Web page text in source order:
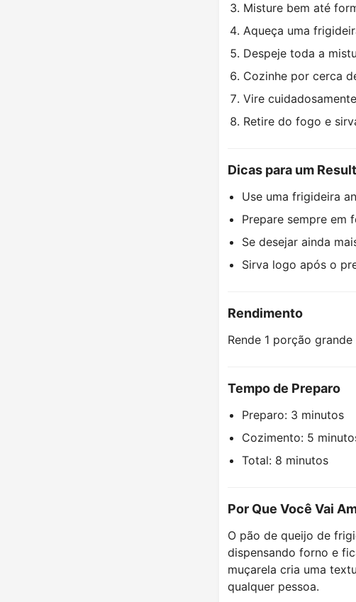
Misture bem até
Aqueça uma
Despeje toda a
Cozinhe por cerca
Vire
Retire do fogo e
Dicas para um
Use uma frigideira
Prepare sempre em
Se desejar ainda
Sirva logo após o
Rendimento
Rende 1 porção
Tempo de Preparo
Preparo: 3 minutos
Cozimento: 5
Total: 8 minutos
Por Que Você Vai
O pão de queijo de
dispensando forno e
muçarela cria uma
qualquer pessoa.